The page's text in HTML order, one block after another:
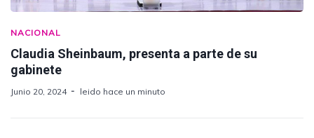
NACIONAL
Claudia Sheinbaum, presenta a parte de su
gabinete
Junio 20, 2024 leido hace un minuto